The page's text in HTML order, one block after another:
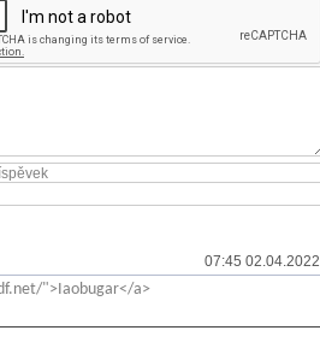
07:45 02.04.2022
">Iaobugar</a>